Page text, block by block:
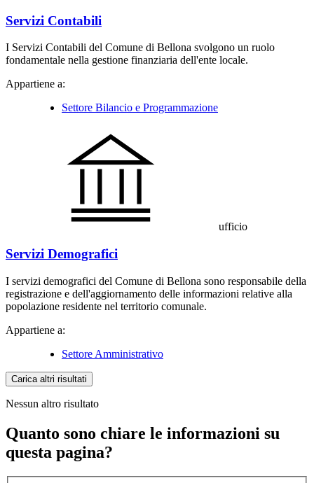
Servizi Contabili
I Servizi Contabili del Comune di Bellona svolgono un ruolo
fondamentale nella gestione finanziaria dell'ente locale.
Appartiene a:
Settore Bilancio e Programmazione
ufficio
Servizi Demografici
I servizi demografici del Comune di Bellona sono responsabile della
registrazione e dell'aggiornamento delle informazioni relative alla
popolazione residente nel territorio comunale.
Appartiene a:
Settore Amministrativo
Carica altri risultati
Nessun altro risultato
Quanto sono chiare le informazioni su
questa pagina?